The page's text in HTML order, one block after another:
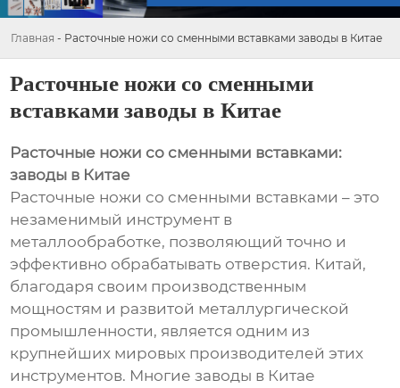
Главная - Расточные ножи со сменными вставками заводы в Китае
Расточные ножи со сменными
вставками заводы в Китае
Расточные ножи со сменными вставками:
заводы в Китае
Расточные ножи со сменными вставками – это
незаменимый инструмент в
металлообработке, позволяющий точно и
эффективно обрабатывать отверстия. Китай,
благодаря своим производственным
мощностям и развитой металлургической
промышленности, является одним из
крупнейших мировых производителей этих
инструментов. Многие заводы в Китае